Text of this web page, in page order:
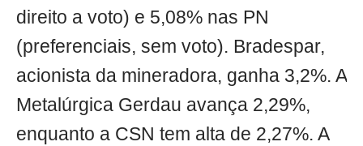
direito a voto) e 5,08% nas PN
(preferenciais, sem voto). Bradespar,
acionista da mineradora, ganha 3,2%. A
Metalúrgica Gerdau avança 2,29%,
enquanto a CSN tem alta de 2,27%. A